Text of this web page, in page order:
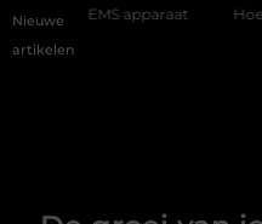
Nieuwe
artikelen
Hoe online